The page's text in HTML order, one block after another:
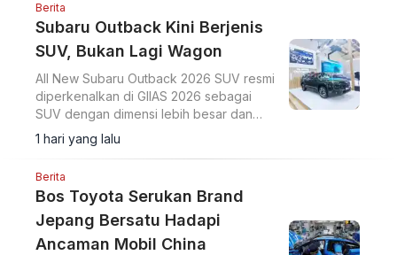
Berita
Subaru Outback Kini Berjenis
SUV, Bukan Lagi Wagon
All New Subaru Outback 2026 SUV resmi
diperkenalkan di GIIAS 2026 sebagai
SUV dengan dimensi lebih besar dan
platform Subaru Global yang baru.
1 hari yang lalu
Berita
Bos Toyota Serukan Brand
Jepang Bersatu Hadapi
Ancaman Mobil China